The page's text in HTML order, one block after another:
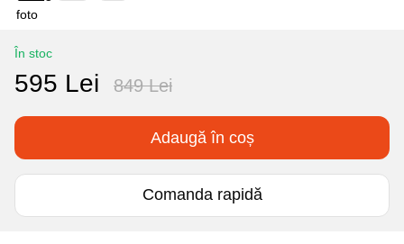
În stoc
595 Lei 849 Lei
Adaugă în coș
Comanda rapidă